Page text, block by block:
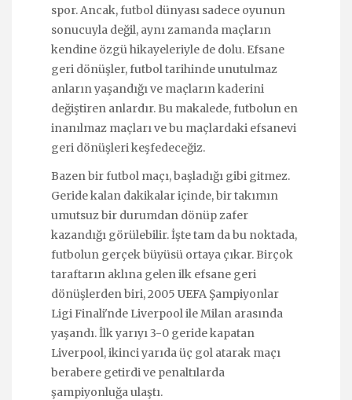
spor. Ancak, futbol dünyası sadece oyunun
sonucuyla değil, aynı zamanda maçların
kendine özgü hikayeleriyle de dolu. Efsane
geri dönüşler, futbol tarihinde unutulmaz
anların yaşandığı ve maçların kaderini
değiştiren anlardır. Bu makalede, futbolun en
inanılmaz maçları ve bu maçlardaki efsanevi
geri dönüşleri keşfedeceğiz.
Bazen bir futbol maçı, başladığı gibi gitmez.
Geride kalan dakikalar içinde, bir takımın
umutsuz bir durumdan dönüp zafer
kazandığı görülebilir. İşte tam da bu noktada,
futbolun gerçek büyüsü ortaya çıkar. Birçok
taraftarın aklına gelen ilk efsane geri
dönüşlerden biri, 2005 UEFA Şampiyonlar
Ligi Finali'nde Liverpool ile Milan arasında
yaşandı. İlk yarıyı 3-0 geride kapatan
Liverpool, ikinci yarıda üç gol atarak maçı
berabere getirdi ve penaltılarda
şampiyonluğa ulaştı.